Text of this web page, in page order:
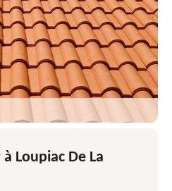
Loupiac De La